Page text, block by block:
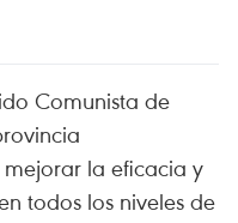
Comunista de
la eficacia y
todos los niveles de